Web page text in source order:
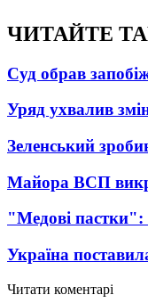
ЧИТАЙТЕ
Суд обрав
Уряд ухвалив
Зеленський
Майора ВСП
"Медові пастки":
Україна
Читати коментарі